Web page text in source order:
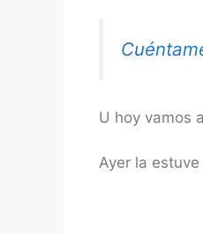
U hoy vamos
Ayer la